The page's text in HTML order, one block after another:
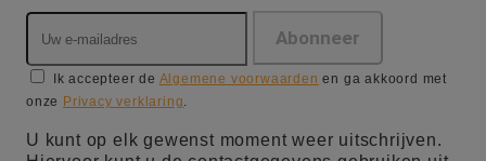
Ik accepteer de Algemene voorwaarden en ga akkoord met
onze Privacy verklaring.
U kunt op elk gewenst moment weer uitschrijven.